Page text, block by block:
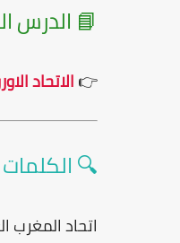
📘 الدرس
👉الاتحاد
🔍
اتحاد المغرب